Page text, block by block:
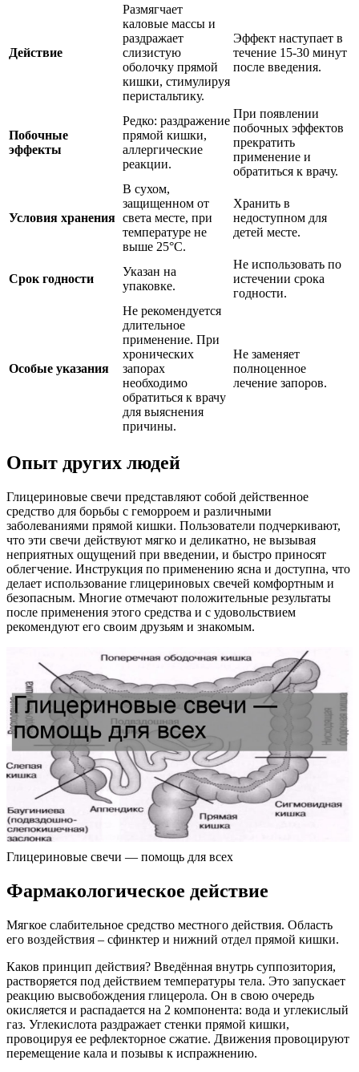
Действие
Размягчает
каловые массы и
раздражает
слизистую
оболочку прямой
кишки, стимулируя
перистальтику.
Эффект наступает в
течение 15-30 минут
после введения.
Побочные
эффекты
Редко: раздражение
прямой кишки,
аллергические
реакции.
При появлении
побочных эффектов
прекратить
применение и
обратиться к врачу.
Условия хранения
В сухом,
защищенном от
света месте, при
температуре не
выше 25°C.
Хранить в
недоступном для
детей месте.
Срок годности
Указан на
упаковке.
Не использовать по
истечении срока
годности.
Особые указания
Не рекомендуется
длительное
применение. При
хронических
запорах
необходимо
обратиться к врачу
для выяснения
причины.
Не заменяет
полноценное
лечение запоров.
Опыт других людей
Глицериновые свечи представляют собой действенное
средство для борьбы с геморроем и различными
заболеваниями прямой кишки. Пользователи подчеркивают,
что эти свечи действуют мягко и деликатно, не вызывая
неприятных ощущений при введении, и быстро приносят
облегчение. Инструкция по применению ясна и доступна, что
делает использование глицериновых свечей комфортным и
безопасным. Многие отмечают положительные результаты
после применения этого средства и с удовольствием
рекомендуют его своим друзьям и знакомым.
Глицериновые свечи — помощь для всех
Фармакологическое действие
Мягкое слабительное средство местного действия. Область
его воздействия – сфинктер и нижний отдел прямой кишки.
Каков принцип действия? Введённая внутрь суппозитория,
растворяется под действием температуры тела. Это запускает
реакцию высвобождения глицерола. Он в свою очередь
окисляется и распадается на 2 компонента: вода и углекислый
газ. Углекислота раздражает стенки прямой кишки,
провоцируя ее рефлекторное сжатие. Движения провоцируют
перемещение кала и позывы к испражнению.